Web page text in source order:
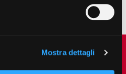
Mostra dettagli